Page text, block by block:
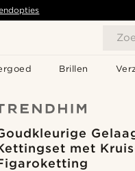
Brillen
met